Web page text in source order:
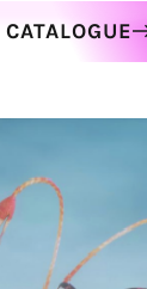
CATALOGUE